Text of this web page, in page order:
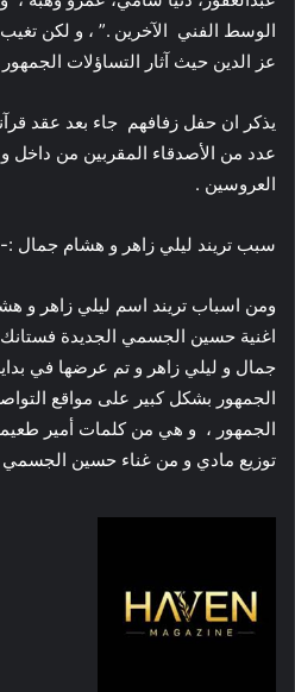
الوسط الفني الآخرين .” ، و لكن
عز الدين حيث آثار التساؤلات
يذكر ان حفل زفافهم جاء بعد عقد
عدد من الأصدقاء المقربين من داخل
العروسين .
سبب تريند ليلي زاهر و هشام جمال :-
ومن اسباب تريند اسم ليلي زاهر و
اغنية حسين الجسمي الجديدة فستانك
جمال و ليلي زاهر و تم عرضها في
الجمهور بشكل كبير على مواقع
الجمهور ، و هي من كلمات أمير
توزيع مادي و من غناء حسين